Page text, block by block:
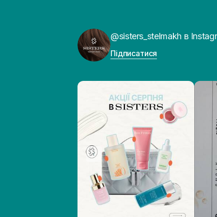
@sisters_stelmakh в
Підписатися